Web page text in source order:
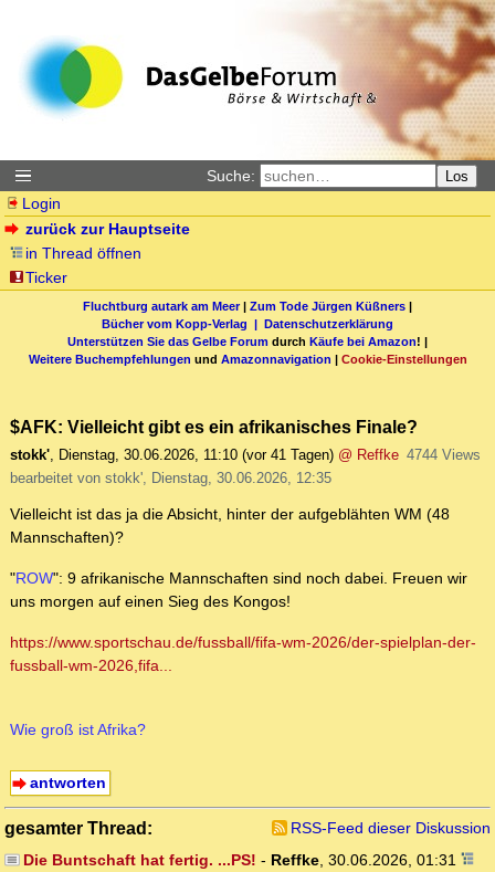
Suche: Los
Login
zurück zur Hauptseite
in Thread öffnen
Ticker
Fluchtburg autark am Meer| Zum Tode Jürgen Küßners |
Bücher vom Kopp-Verlag | Datenschutzerklärung
Unterstützen Sie das Gelbe Forum durch Käufe bei Amazon! |
Weitere Buchempfehlungen und Amazonnavigation | Cookie-Einstellungen
$AFK: Vielleicht gibt es ein afrikanisches Finale?
stokk', Dienstag, 30.06.2026, 11:10 (vor 41 Tagen) @ Reffke 4744 Views
bearbeitet von stokk', Dienstag, 30.06.2026, 12:35
Vielleicht ist das ja die Absicht, hinter der aufgeblähten WM (48
Mannschaften)?
"ROW": 9 afrikanische Mannschaften sind noch dabei. Freuen wir
uns morgen auf einen Sieg des Kongos!
https://www.sportschau.de/fussball/fifa-wm-2026/der-spielplan-der-
fussball-wm-2026,fifa...
Wie groß ist Afrika?
antworten
gesamter Thread:
RSS-Feed dieser Diskussion
Die Buntschaft hat fertig. ...PS! - Reffke, 30.06.2026, 01:31